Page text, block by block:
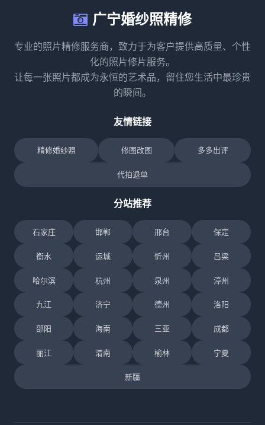
广宁婚纱照精修
专业的照片精修服务商，致力于为客户提供高质量、个性
化的照片修片服务。
让每一张照片都成为永恒的艺术品，留住您生活中最珍贵
的瞬间。
友情链接
精修婚纱照 修图改图 多多出评
代拍退单
分站推荐
石家庄 邯郸 邢台 保定
衡水 运城 忻州 吕梁
哈尔滨 杭州 泉州 漳州
九江 济宁 德州 洛阳
邵阳 海南 三亚 成都
丽江 渭南 榆林 宁夏
新疆